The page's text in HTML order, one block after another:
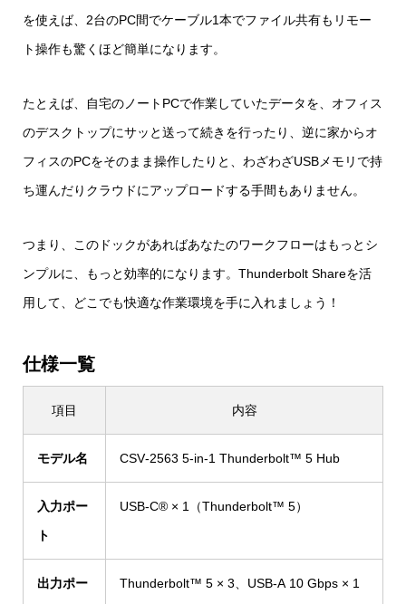
を使えば、2台のPC間でケーブル1本でファイル共有もリモー
ト操作も驚くほど簡単になります。
たとえば、自宅のノートPCで作業していたデータを、オフィス
のデスクトップにサッと送って続きを行ったり、逆に家からオ
フィスのPCをそのまま操作したりと、わざわざUSBメモリで持
ち運んだりクラウドにアップロードする手間もありません。
つまり、このドックがあればあなたのワークフローはもっとシ
ンプルに、もっと効率的になります。Thunderbolt Shareを活
用して、どこでも快適な作業環境を手に入れましょう！
仕様一覧
項目 内容
モデル名 CSV‑2563 5‑in‑1 Thunderbolt™ 5 Hub
入力ポー
ト
USB‑C® × 1（Thunderbolt™ 5）
出力ポー
Thunderbolt™ 5 × 3、USB‑A 10 Gbps × 1